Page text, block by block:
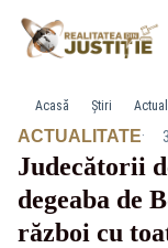
Acasă Știri
ACTUALITATE·
Judecătorii
degeaba de
război cu